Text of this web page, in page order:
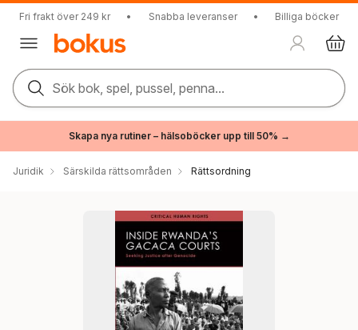
Fri frakt över 249 kr • Snabba leveranser • Billiga böcker
Sök bok, spel, pussel, penna...
Skapa nya rutiner – hälsoböcker upp till 50% →
Juridik Särskilda rättsområden Rättsordning